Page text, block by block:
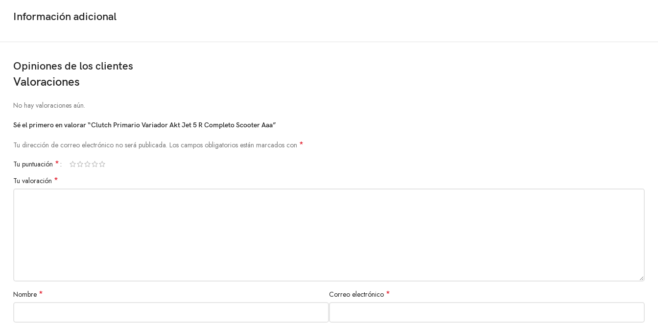
Información adicional
Opiniones de los clientes
Valoraciones
No hay valoraciones aún.
Sé el primero en valorar “Clutch Primario Variador Akt Jet 5 R Completo Scooter Aaa”
Tu dirección de correo electrónico no será publicada. Los campos obligatorios están marcados con *
Tu puntuación *
Tu valoración *
Nombre * Correo electrónico *